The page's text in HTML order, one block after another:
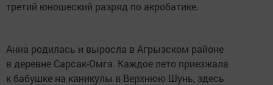
третий юношеский разряд по акробатике.
Анна родилась и выросла в Агрызском районе
в деревне Сарсак-Омга. Каждое лето приезжала
к бабушке на каникулы в Верхнюю Шунь, здесь